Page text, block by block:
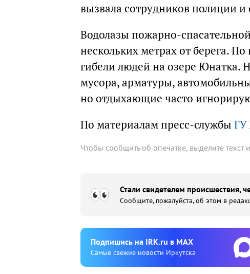
вызвала сотрудников полиции и
Водолазы пожарно-
нескольких метрах от берега.
гибели людей на озере Юнатка.
мусора, арматуры,
но отдыхающие часто
По материалам пресс-службы ГУ
Чтобы сообщить об опечатке, выделите текст
Стали свидетелем происшествия,
Сообщите, пожалуйста, об этом в
Подпишиcь на IRK.ru в MAX
Cамые свежие новости Иркутска